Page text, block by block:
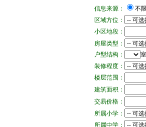
信息来源：
不限
区域方位：
小区地段：
房屋类型：
户型结构：
室
装修程度：
楼层范围：
建筑面积：
交易价格：
所属小学：
所属中学：